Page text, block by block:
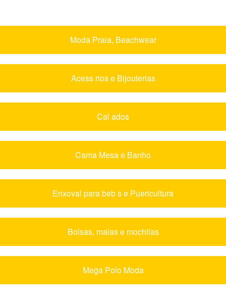
Moda Praia, Beachwear
Acess rios e Bijouterias
Cal ados
Cama Mesa e Banho
Enxoval para beb s e Puericultura
Bolsas, malas e mochilas
Mega Polo Moda